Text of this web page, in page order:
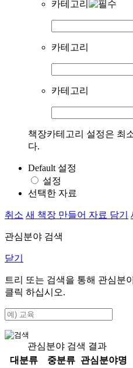
카테고리
카테고리
카테고리
책장카테고리 설정은 최
다.
Default 설정
설정
선택한 자료
취소 새 책장 만들어 자료 담기
관심분야 검색
닫기
트리 또는 검색을 통해 관심분
클릭 하십시오.
관심분야 검색 결과
대분류
중분류
관심분야명